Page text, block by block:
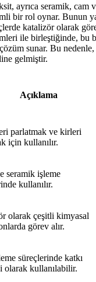
ayrıca seramik, cam
bir rol oynar. Bunun
katalizör olarak
ile birleştiğinde, bu
sunar. Bu
gelmiştir.
Açıklama
parlatmak ve kirleri
için kullanılır.
seramik işleme
kullanılır.
olarak çeşitli kimyasal
görev alır.
süreçlerinde katkı
olarak kullanılabilir.